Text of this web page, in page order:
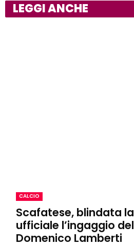
LEGGI ANCHE
CALCIO
Scafatese, blindata
ufficiale l’ingaggio
Domenico Lamberti